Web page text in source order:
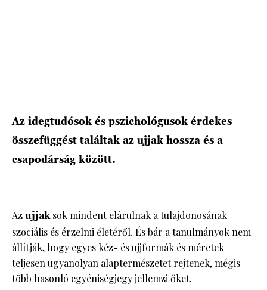
Az idegtudósok és pszichológusok érdekes
összefüggést találtak az ujjak hossza és a
csapodárság között.
Azujjak sok mindent elárulnak a tulajdonosának
szociális és érzelmi életéről. És bár a tanulmányok nem
állítják, hogy egyes kéz- és ujjformák és méretek
teljesen ugyanolyan alaptermészetet rejtenek, mégis
több hasonló egyéniségjegy jellemzi őket.